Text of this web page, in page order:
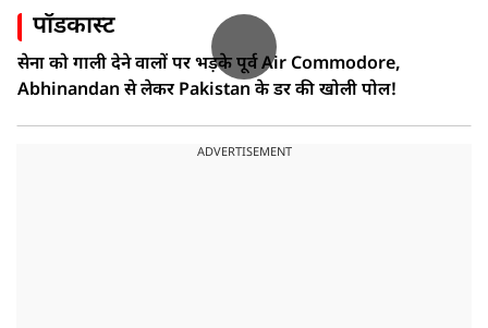
पॉडकास्ट
सेना को गाली देने वालों पर भड़के पूर्व Air Commodore,
Abhinandan से लेकर Pakistan के डर की खोली पोल!
ADVERTISEMENT